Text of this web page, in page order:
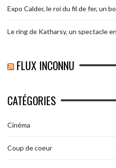
Expo Calder, le roi du fil de fer, un
Le ring de Katharsy, un spectacle
FLUX INCONNU
CATÉGORIES
Cinéma
Coup de coeur